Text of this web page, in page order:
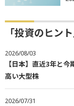
「投資のヒン
2026/08/03
【日本】直近3年と
高い大型株
2026/07/31